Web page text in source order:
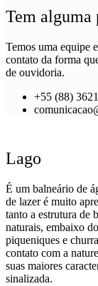
Tem alguma
Temos uma equipe
contato da forma
de ouvidoria.
+55 (88)
Lago
É um balneário de
de lazer é muito
tanto a estrutura de
naturais, embaixo
piqueniques e
contato com a
suas maiores
sinalizada.